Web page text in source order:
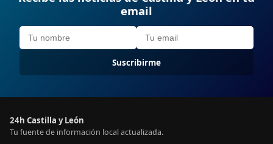
email
Suscribirme
24h Castilla y León
Tu fuente de información local actualizada.